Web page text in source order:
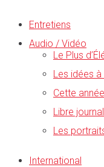
Entretiens
Audio / Vidéo
Le Plus
Les idées à
Cette
Libre
Les
International